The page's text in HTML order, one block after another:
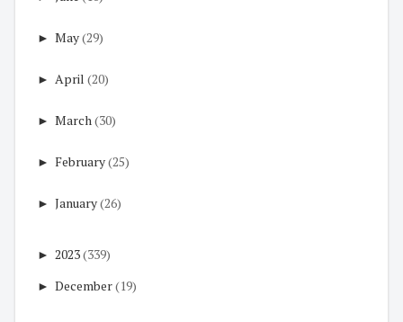
► May(29)
► April (20)
► March(30)
► February(25)
► January(26)
► 2023(339)
► December(19)